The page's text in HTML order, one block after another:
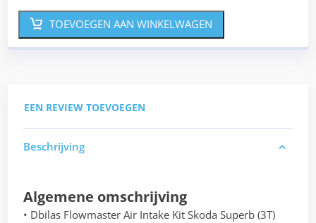
TOEVOEGEN AAN WINKELWAGEN
EEN REVIEW TOEVOEGEN
Beschrijving
Algemene omschrijving
• Dbilas Flowmaster Air Intake Kit Skoda Superb (3T)